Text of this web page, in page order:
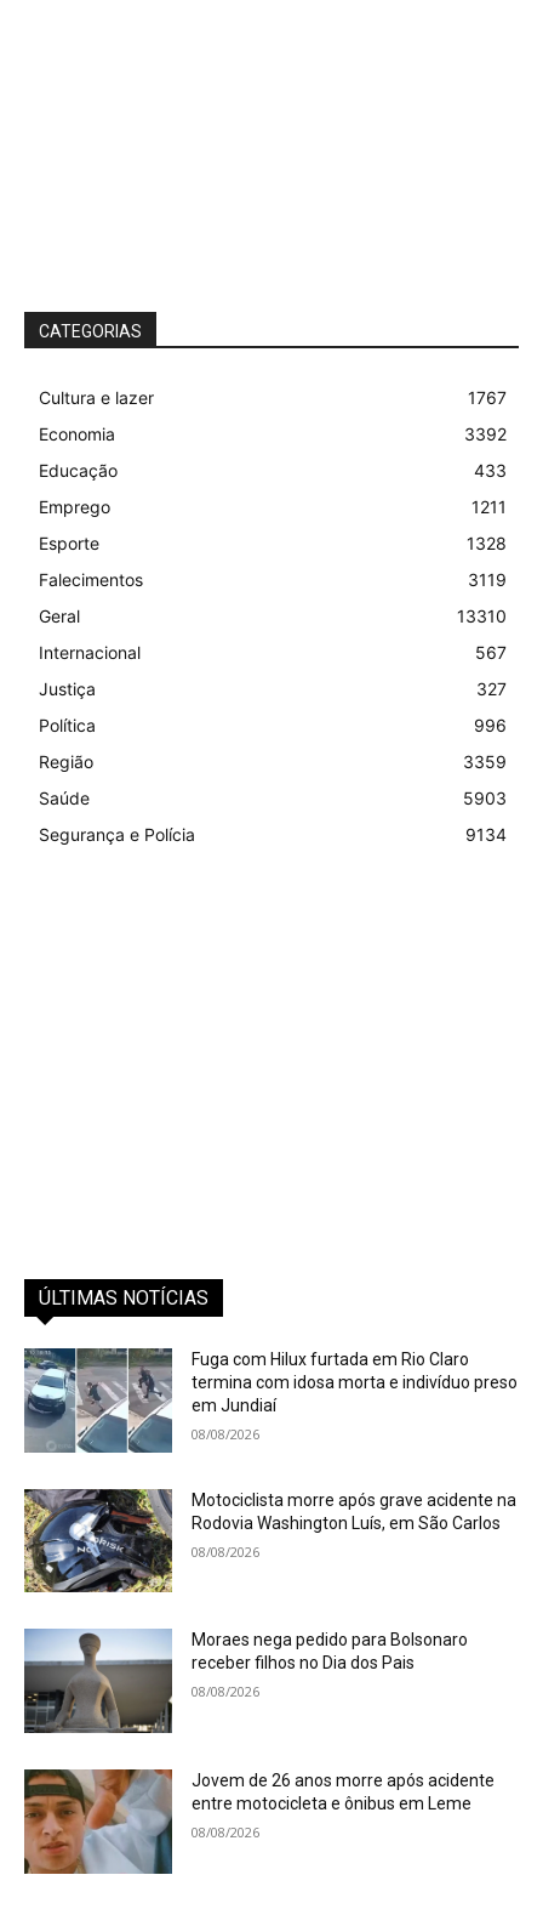
CATEGORIAS
Cultura e lazer
1767
Economia
3392
Educação
433
Emprego
1211
Esporte
1328
Falecimentos
3119
Geral
13310
Internacional
567
Justiça
327
Política
996
Região
3359
Saúde
5903
Segurança e Polícia
9134
ÚLTIMAS NOTÍCIAS
Fuga com Hilux furtada em Rio Claro
termina com idosa morta e indivíduo preso
em Jundiaí
08/08/2026
Motociclista morre após grave acidente na
Rodovia Washington Luís, em São Carlos
08/08/2026
Moraes nega pedido para Bolsonaro
receber filhos no Dia dos Pais
08/08/2026
Jovem de 26 anos morre após acidente
entre motocicleta e ônibus em Leme
08/08/2026